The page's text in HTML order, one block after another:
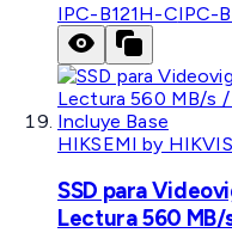
IPC-B121H-CIPC-
HIKSEMI by
SSD para
Lectura 560 MB/